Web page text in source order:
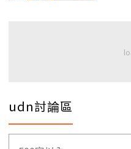
udn討論區